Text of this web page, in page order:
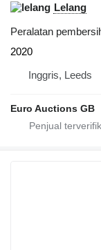
Lelang
Peralatan
2020
Inggris, Leeds
Euro Auctions GB